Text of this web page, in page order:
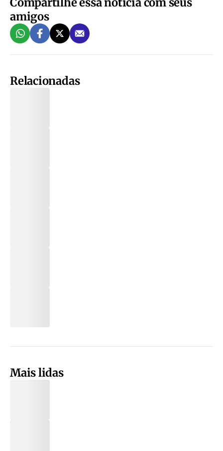
amigos
Relacionadas
Mais lidas